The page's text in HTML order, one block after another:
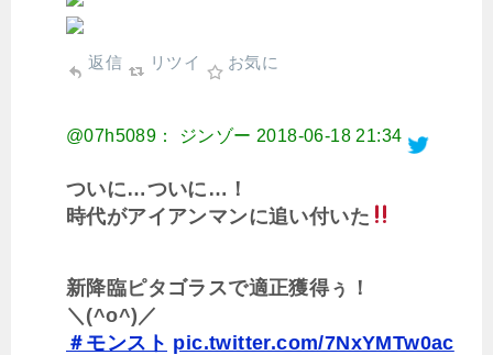
返信 リツイ お気に
@07h5089： ジンゾー 2018-06-18 21:34
ついに…ついに…！
時代がアイアンマンに追い付いた
新降臨ピタゴラスで適正獲得ぅ！
＼(^o^)／
＃モンスト pic.twitter.com/7NxYMTw0ac